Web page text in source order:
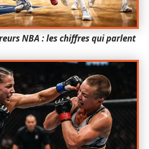
NBA : les chiffres qui parlent